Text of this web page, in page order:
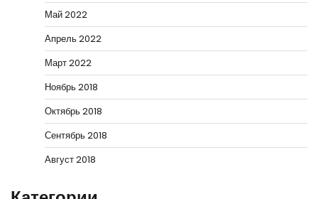
Май 2022
Апрель 2022
Март 2022
Ноябрь 2018
Октябрь 2018
Сентябрь 2018
Август 2018